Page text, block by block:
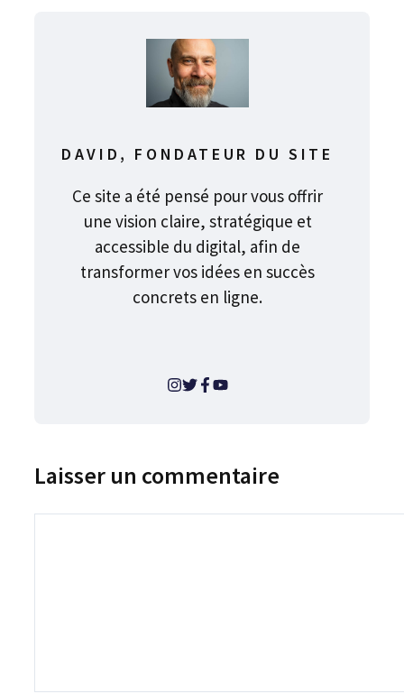
DAVID, FONDATEUR DU SITE
Ce site a été pensé pour vous offrir
une vision claire, stratégique et
accessible du digital, afin de
transformer vos idées en succès
concrets en ligne.
Laisser un commentaire